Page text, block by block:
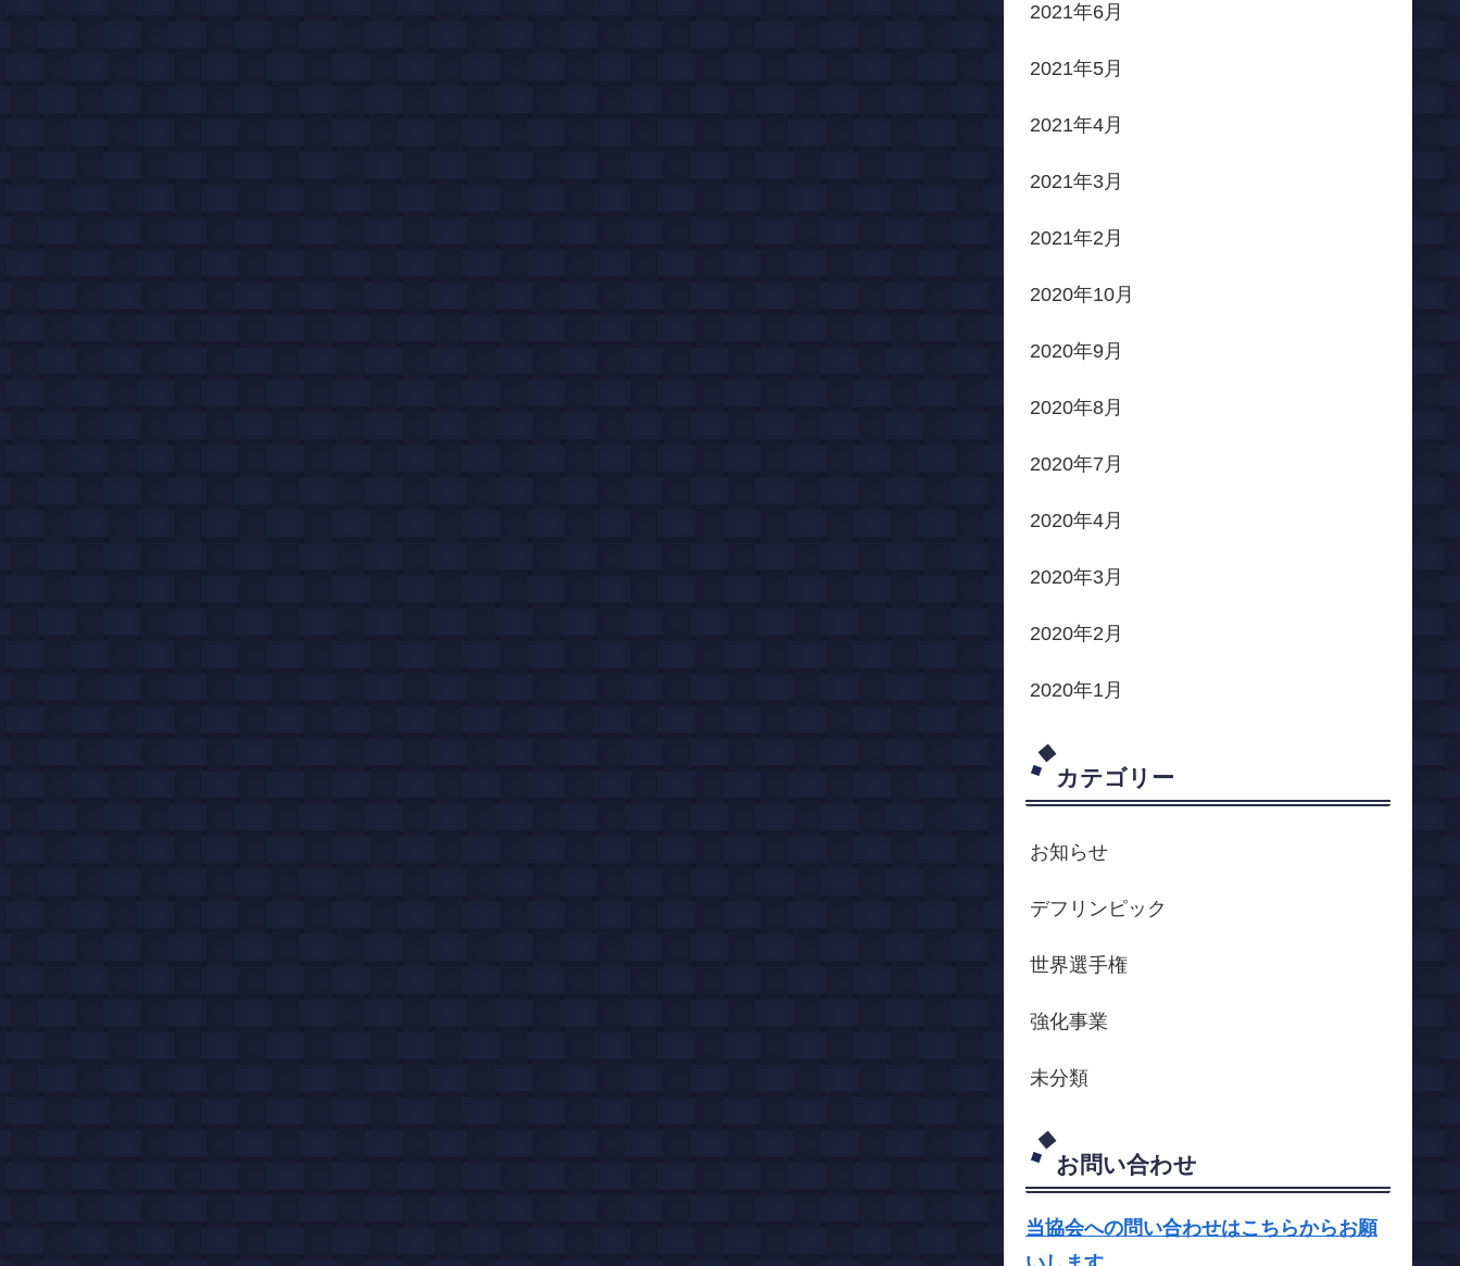
2021年6月
2021年5月
2021年4月
2021年3月
2021年2月
2020年10月
2020年9月
2020年8月
2020年7月
2020年4月
2020年3月
2020年2月
2020年1月
カテゴリー
お知らせ
デフリンピック
世界選手権
強化事業
未分類
お問い合わせ
当協会への問い合わせはこちらからお願